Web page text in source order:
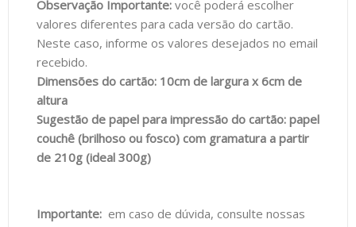
Observação Importante: você poderá escolher
valores diferentes para cada versão do cartão.
Neste caso, informe os valores desejados no email
recebido.
Dimensões do cartão: 10cm de largura x 6cm de
altura
Sugestão de papel para impressão do cartão: papel
couchê (brilhoso ou fosco) com gramatura a partir
de 210g (ideal 300g)
Importante: em caso de dúvida, consulte nossas